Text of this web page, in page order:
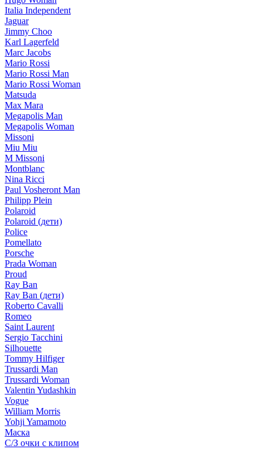
Italia Independent
Jaguar
Jimmy Choo
Karl Lagerfeld
Marc Jacobs
Mario Rossi
Mario Rossi Man
Mario Rossi Woman
Matsuda
Max Mara
Megapolis Man
Megapolis Woman
Missoni
Miu Miu
M Missoni
Montblanc
Nina Ricci
Paul Vosheront Man
Philipp Plein
Polaroid
Polaroid (дети)
Police
Pomellato
Porsche
Prada Woman
Proud
Ray Ban
Ray Ban (дети)
Roberto Cavalli
Romeo
Saint Laurent
Sergio Tacchini
Silhouette
Tommy Hilfiger
Trussardi Man
Trussardi Woman
Valentin Yudashkin
Vogue
William Morris
Yohji Yamamoto
Маска
С/З очки с клипом